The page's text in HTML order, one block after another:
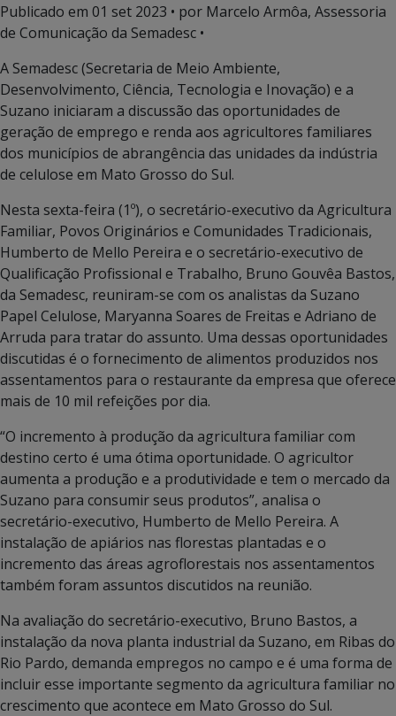
Publicado em 01 set 2023 • por Marcelo Armôa, Assessoria
de Comunicação da Semadesc •
A Semadesc (Secretaria de Meio Ambiente,
Desenvolvimento, Ciência, Tecnologia e Inovação) e a
Suzano iniciaram a discussão das oportunidades de
geração de emprego e renda aos agricultores familiares
dos municípios de abrangência das unidades da indústria
de celulose em Mato Grosso do Sul.
Nesta sexta-feira (1º), o secretário-executivo da Agricultura
Familiar, Povos Originários e Comunidades Tradicionais,
Humberto de Mello Pereira e o secretário-executivo de
Qualificação Profissional e Trabalho, Bruno Gouvêa Bastos,
da Semadesc, reuniram-se com os analistas da Suzano
Papel Celulose, Maryanna Soares de Freitas e Adriano de
Arruda para tratar do assunto. Uma dessas oportunidades
discutidas é o fornecimento de alimentos produzidos nos
assentamentos para o restaurante da empresa que oferece
mais de 10 mil refeições por dia.
“O incremento à produção da agricultura familiar com
destino certo é uma ótima oportunidade. O agricultor
aumenta a produção e a produtividade e tem o mercado da
Suzano para consumir seus produtos”, analisa o
secretário-executivo, Humberto de Mello Pereira. A
instalação de apiários nas florestas plantadas e o
incremento das áreas agroflorestais nos assentamentos
também foram assuntos discutidos na reunião.
Na avaliação do secretário-executivo, Bruno Bastos, a
instalação da nova planta industrial da Suzano, em Ribas do
Rio Pardo, demanda empregos no campo e é uma forma de
incluir esse importante segmento da agricultura familiar no
crescimento que acontece em Mato Grosso do Sul.